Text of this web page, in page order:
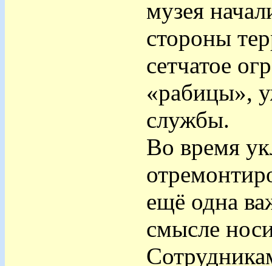
музея
стороны
сетчатое
«рабицы»,
службы.
Во время
ещё одна
смысле